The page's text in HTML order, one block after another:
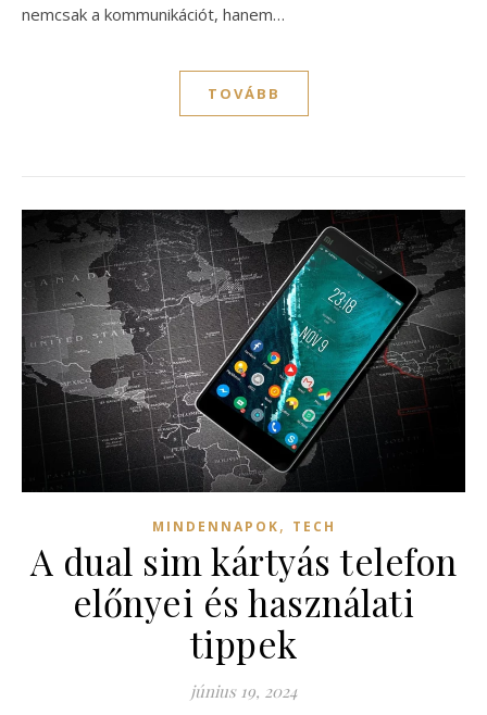
nemcsak a kommunikációt, hanem…
TOVÁBB
MINDENNAPOK, TECH
A dual sim kártyás telefon
előnyei és használati
tippek
június 19, 2024